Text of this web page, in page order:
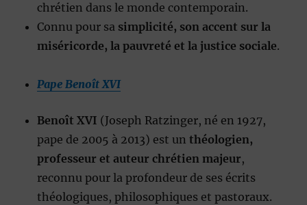
chrétien dans le monde contemporain.
Connu pour sa simplicité, son accent sur la
miséricorde, la pauvreté et la justice sociale.
Pape Benoît XVI
Benoît XVI (Joseph Ratzinger, né en 1927,
pape de 2005 à 2013) est unthéologien,
professeur et auteur chrétien majeur,
reconnu pour la profondeur de ses écrits
théologiques, philosophiques et pastoraux.